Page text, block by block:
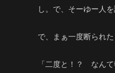
し。で、そーゆー人
で、まぁ一度断られ
「二度と！？ なん